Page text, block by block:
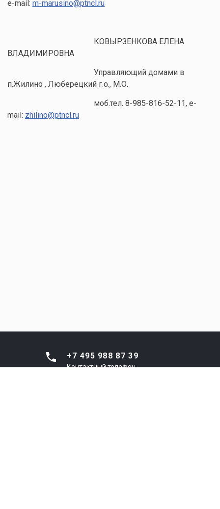
e-mail: m-marusino@ptncl.ru
КОВЫРЗЕНКОВА ЕЛЕНА
ВЛАДИМИРОВНА
Управляющий домами в
п.Жилино , Люберецкий г.о., М.О.
моб.тел. 8-985-816-52-11, e-
mail: zhilino@ptncl.ru
+7 495 988 87 39
Контактный телефон